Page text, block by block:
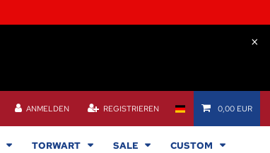
×
ANMELDEN REGISTRIEREN 0,00 EUR
TORWART SALE CUSTOM